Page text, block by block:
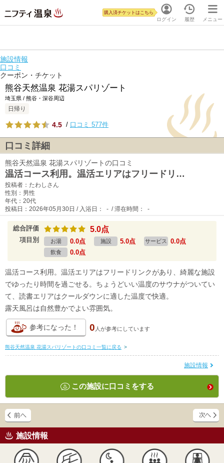
ログイン
購入済チケットはこちら
履歴 メニュー
施設情報
口コミ
クーポン・チケット
熊谷天然温泉 花湯スパリゾート
埼玉県 / 熊谷・深谷周辺
日帰り
4.5 / 口コミ 577件
口コミ詳細
熊谷天然温泉 花湯スパリゾートの口コミ
温活コース利用。温活エリアはフリードリ…
投稿者：たわしさん
性別：男性
年代：20代
投稿日：2026年05月30日 / 入浴日： - / 滞在時間： -
総合評価 5.0点
項目別 お湯 0.0点 施設 5.0点 サービス 0.0点
飲食 0.0点
温活コース利用。温活エリアはフリードリンクがあり、綺麗な施設
でゆったり時間を過ごせる。ちょうどいい温度のサウナがついてい
て、読書エリアはクールダウンに適した温度で快適。
露天風呂は自然豊かでよい雰囲気。
参考になった！ 0 人が参考にしています
熊谷天然温泉 花湯スパリゾートの口コミ一覧に戻る >
施設情報
この施設に口コミをする
施設情報
かけ流し 露天風呂 貸切風呂